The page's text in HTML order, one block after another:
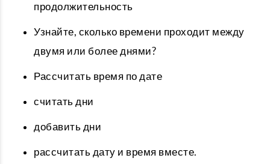
продолжительность
Узнайте, сколько времени проходит между
двумя или более днями?
Рассчитать время по дате
считать дни
добавить дни
рассчитать дату и время вместе.